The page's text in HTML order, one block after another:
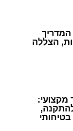
הצללה
מקצועי: